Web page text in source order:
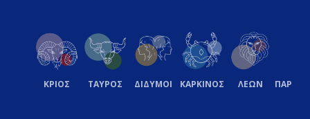
ΚΡΙΟΣ ΤΑΥΡΟΣ ΔΙΔΥΜΟΙ ΚΑΡΚΙΝΟΣ ΛΕΩΝ